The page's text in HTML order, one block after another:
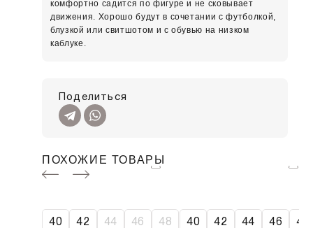
комфортно садится по фигуре и не сковывает
движения. Хорошо будут в сочетании с футболкой,
блузкой или свитшотом и с обувью на низком
каблуке.
Поделиться
ПОХОЖИЕ ТОВАРЫ
40 42 44 46 48
SALE
40 42 44 46 48